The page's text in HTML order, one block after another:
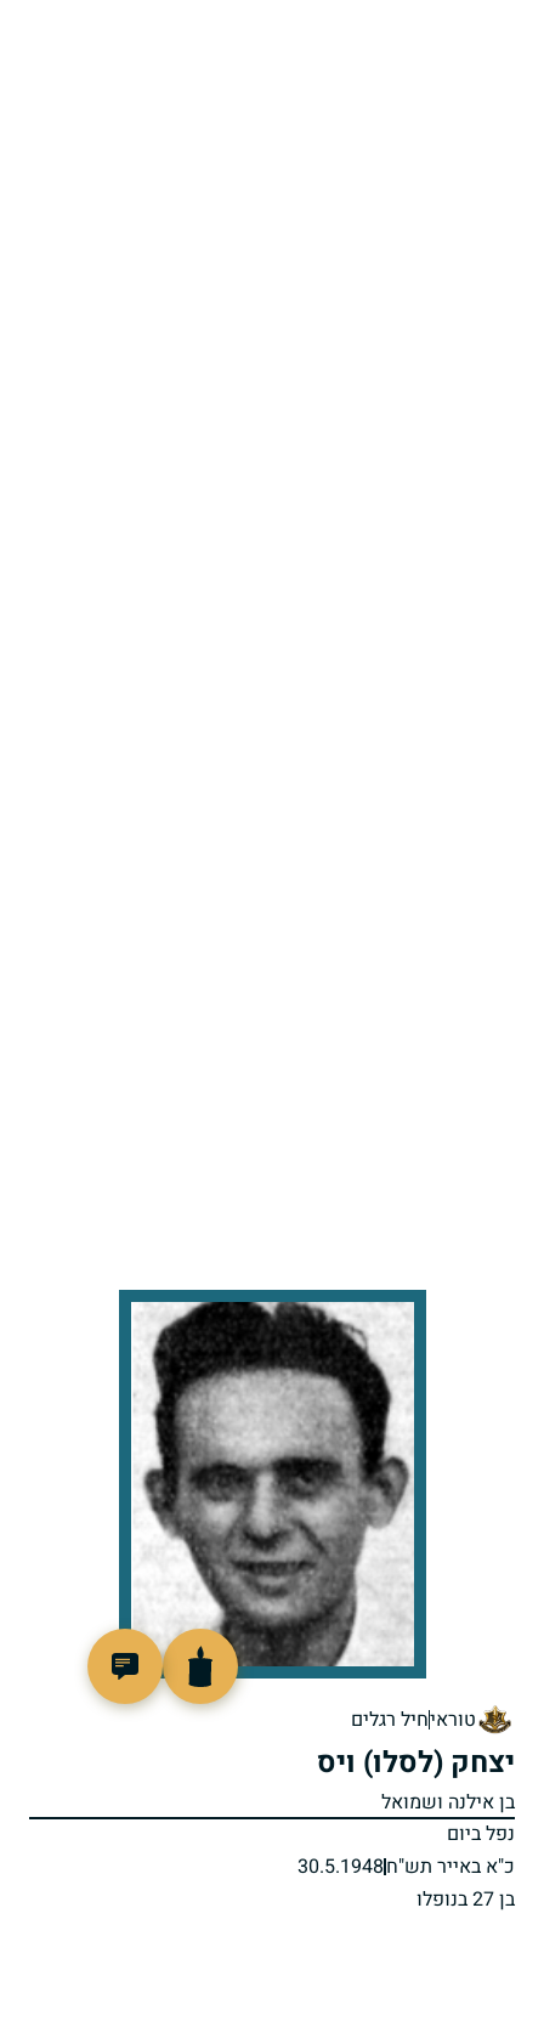
טוראיחיל רגלים
יצחק (לסלו) ויס
בן אילנה ושמואל
נפל ביום
כ"א באייר תש"ח30.5.1948
בן 27 בנופלו